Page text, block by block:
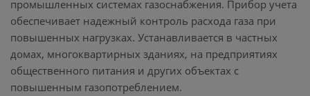
промышленных системах газоснабжения. Прибор учета
обеспечивает надежный контроль расхода газа при
повышенных нагрузках. Устанавливается в частных
домах, многоквартирных зданиях, на предприятиях
общественного питания и других объектах с
повышенным газопотреблением.